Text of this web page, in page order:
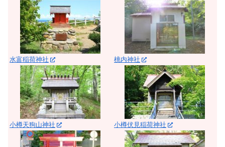
水富稲荷神社
小樽天狗山神社
桃内神社
小樽伏見稲荷神社